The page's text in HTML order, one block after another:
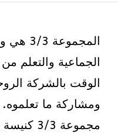
الجماعية والتعلم
الوقت بالشركة
ومشاركة ما تعلموه.
مجموعة